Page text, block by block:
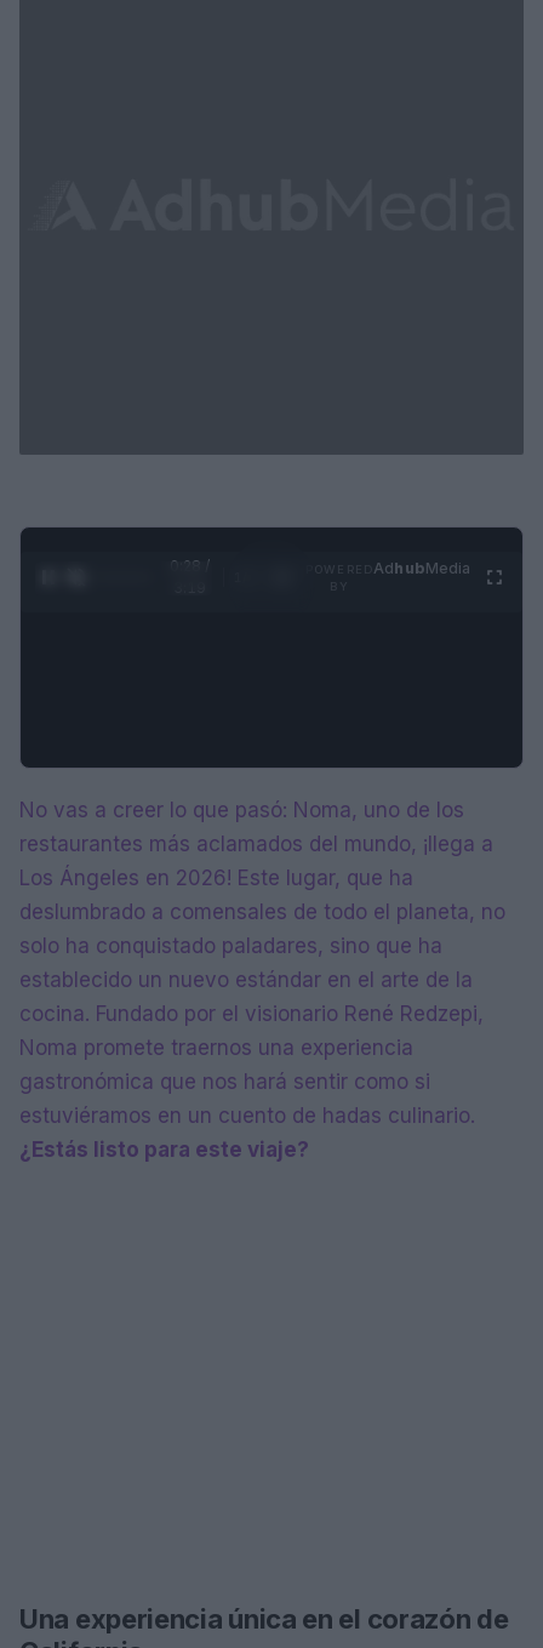
0:28 /
AdhubMedia
No vas a creer lo que pasó: Noma, uno de los
restaurantes más aclamados del mundo, ¡llega a
Los Ángeles en 2026! Este lugar, que ha
deslumbrado a comensales de todo el planeta, no
solo ha conquistado paladares, sino que ha
establecido un nuevo estándar en el arte de la
cocina. Fundado por el visionario René Redzepi,
Noma promete traernos una experiencia
gastronómica que nos hará sentir como si
estuviéramos en un cuento de hadas culinario.
¿Estás listo para este viaje?
Una experiencia única en el corazón de